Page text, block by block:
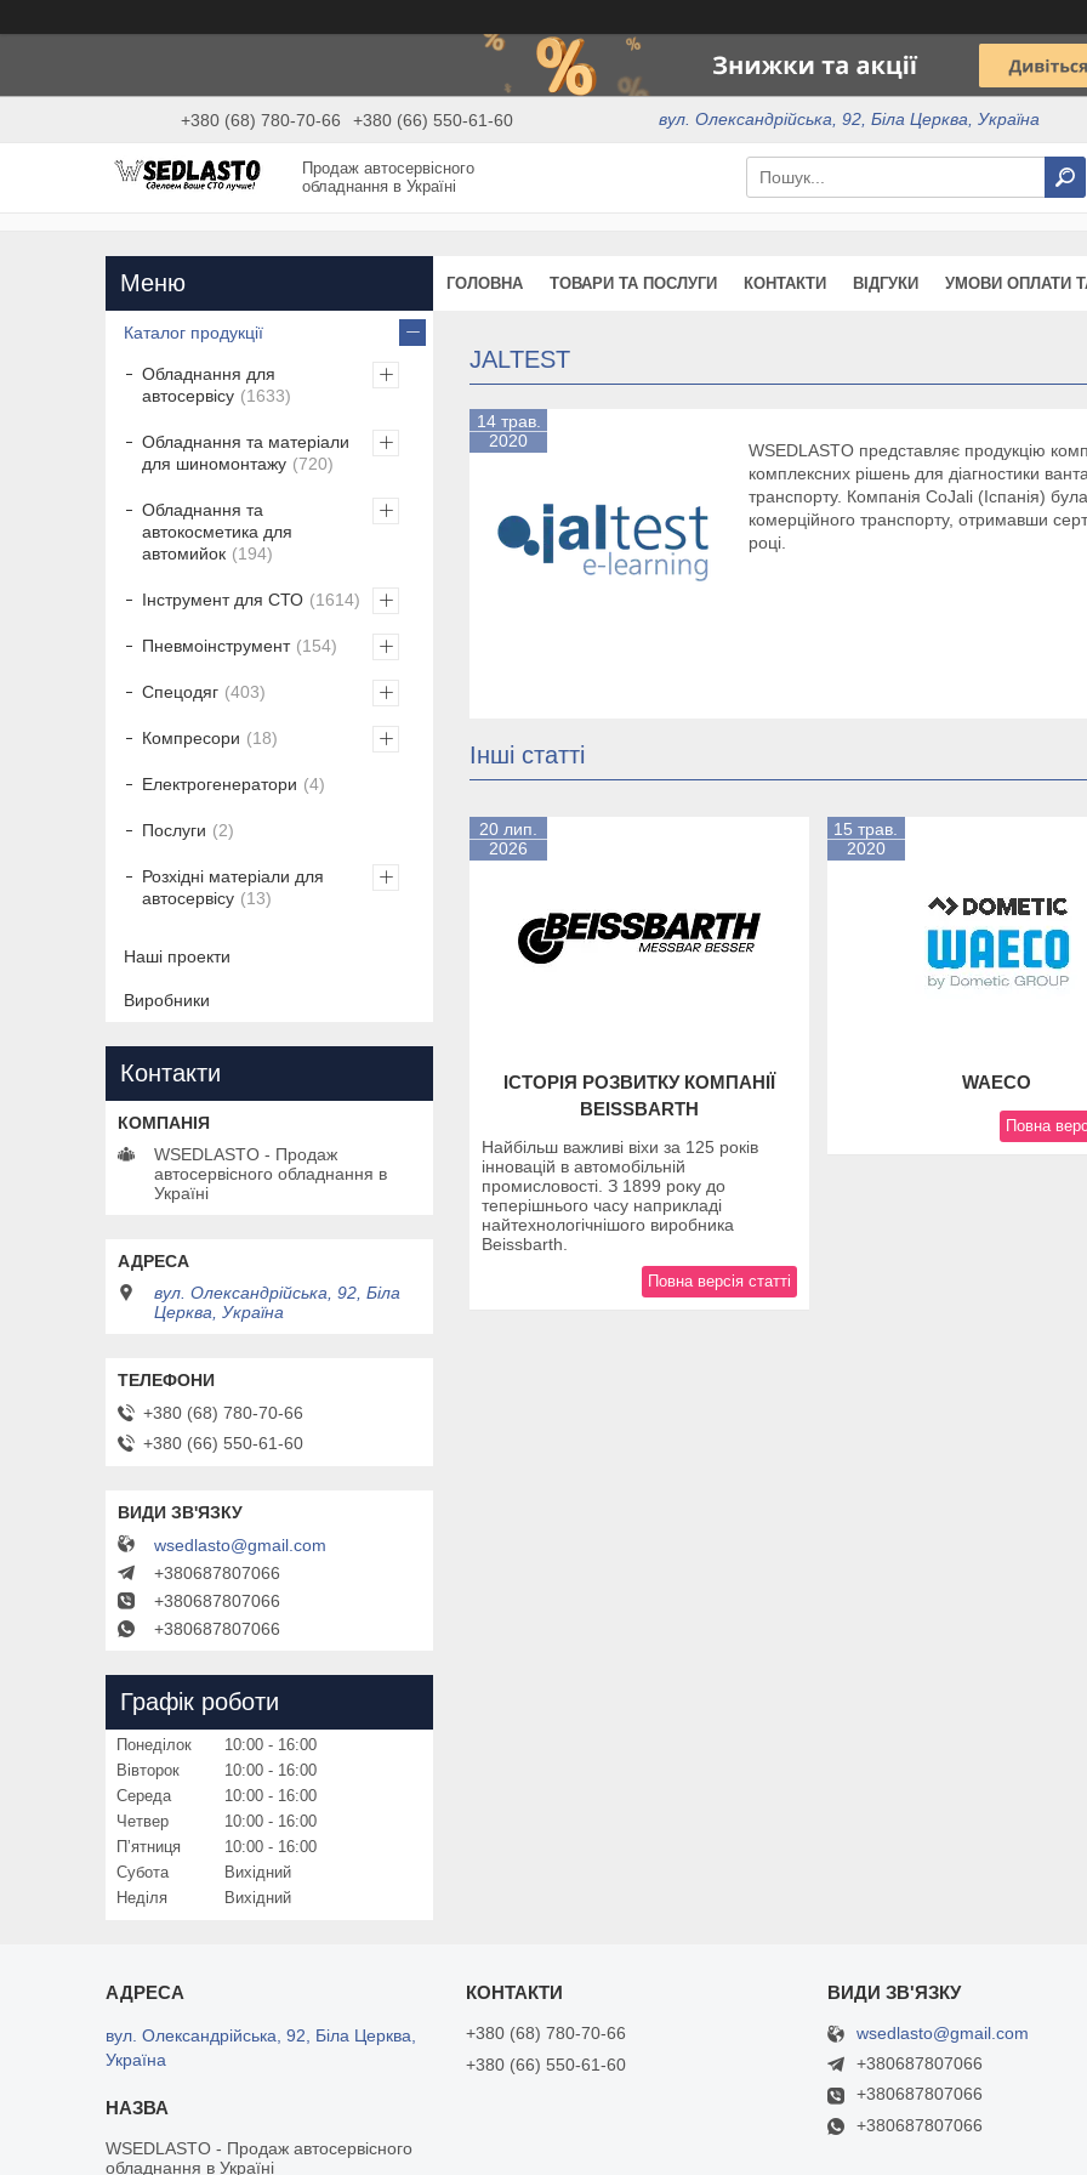
+380 (68) 780-70-66 +380 (66) 550-61-60 вул. Олександрійська, 92, Біла Церква, Україна
Продаж автосервісного
обладнання в Україні
ГОЛОВНА ТОВАРИ ТА ПОСЛУГИ КОНТАКТИ ВІДГУКИ УМОВИ ОПЛАТИ
JALTEST
14 трав.
2020
WSEDLASTO представляє продукцію
комплексних рішень для діагностики
транспорту. Компанія CoJali (Іспанія)
комерційного транспорту, отримавши
році.
Інші статті
20 лип.
2026
ІСТОРІЯ РОЗВИТКУ КОМПАНІЇ
BEISSBARTH
Найбільш важливі віхи за 125 років
інновацій в автомобільній
промисловості. З 1899 року до
теперішнього часу наприкладі
найтехнологічнішого виробника
Beissbarth.
Повна версія статті
15 трав.
2020
WAECO
Повна
Каталог продукції
Обладнання для
автосервісу
1633
Обладнання та матеріали
для шиномонтажу
720
Обладнання та
автокосметика для
автомийок
194
Інструмент для СТО 1614
Пневмоінструмент 154
Спецодяг 403
Компресори 18
Електрогенератори 4
Послуги 2
Розхідні матеріали для
автосервісу
13
Наші проекти
Виробники
Контакти
WSEDLASTO - Продаж
автосервісного обладнання в
Україні
вул. Олександрійська, 92, Біла
Церква, Україна
+380 (68) 780-70-66
+380 (66) 550-61-60
wsedlasto@gmail.com
+380687807066
+380687807066
+380687807066
Графік роботи
Понеділок 10:00
16:00
Вівторок
10:00
16:00
Середа
10:00
16:00
Четвер
10:00
16:00
Пʼятниця
10:00
16:00
Субота
Вихідний
Неділя
Вихідний
вул. Олександрійська, 92, Біла Церква,
Україна
WSEDLASTO - Продаж автосервісного
обладнання в Україні
+380 (68) 780-70-66
+380 (66) 550-61-60
wsedlasto@gmail.com
+380687807066
+380687807066
+380687807066